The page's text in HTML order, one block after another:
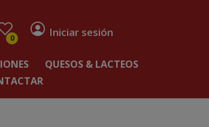
0 Iniciar sesión
QUESOS & LACTEOS